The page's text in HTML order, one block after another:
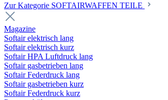
Zur Kategorie SOFTAIRWAFFEN TEILE
Magazine
Softair elektrisch lang
Softair elektrisch kurz
Softair HPA Luftdruck lang
Softair gasbetrieben lang
Softair Federdruck lang
Softair gasbetrieben kurz
Softair Federdruck kurz